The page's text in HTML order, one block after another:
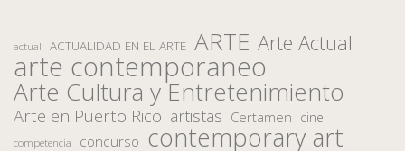
actual ACTUALIDAD EN EL ARTE ARTE Arte Actual
arte contemporaneo
Arte Cultura y Entretenimiento
Arte en Puerto Rico artistas Certamen cine
competencia concurso contemporary art